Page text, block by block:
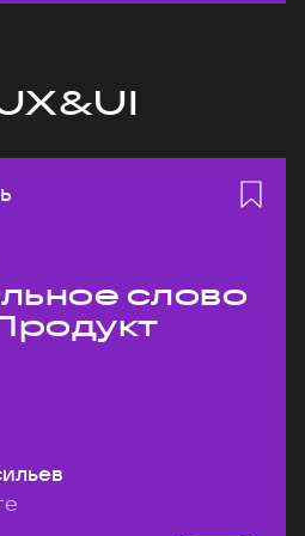
слово